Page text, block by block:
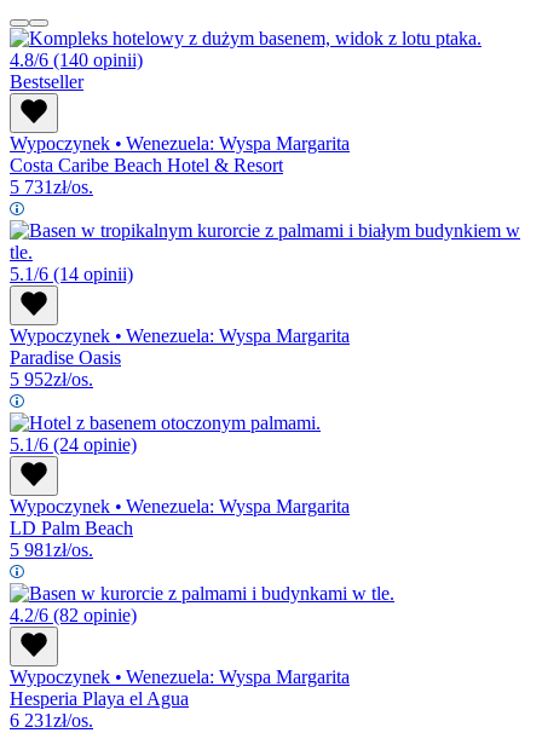
4.8/6 (140 opinii)
Bestseller
Wypoczynek • Wenezuela: Wyspa Margarita
Costa Caribe Beach Hotel & Resort
5 731zł/os.
5.1/6 (14 opinii)
Wypoczynek • Wenezuela: Wyspa Margarita
Paradise Oasis
5 952zł/os.
5.1/6 (24 opinie)
Wypoczynek • Wenezuela: Wyspa Margarita
LD Palm Beach
5 981zł/os.
4.2/6 (82 opinie)
Wypoczynek • Wenezuela: Wyspa Margarita
Hesperia Playa el Agua
6 231zł/os.